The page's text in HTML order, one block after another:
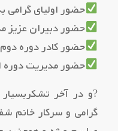
حضور اولیای گرامی
حضور دبیران عزیز
حضور کادر دوره
حضور مدیریت دوره
?و در آخر تشکربسیار
گرامی و سرکار خانم